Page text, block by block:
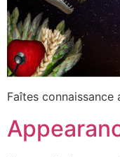
Faîtes connaissance